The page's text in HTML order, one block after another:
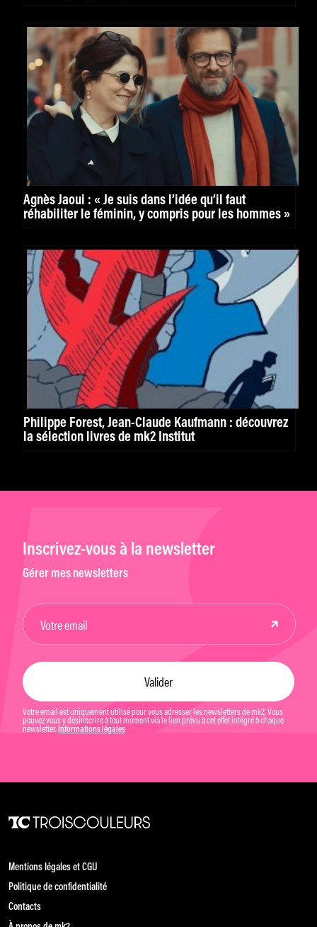
Agnès Jaoui : « Je suis dans l’idée qu’il faut
réhabiliter le féminin, y compris pour les hommes »
Philippe Forest, Jean-Claude Kaufmann : découvrez
la sélection livres de mk2 Institut
Inscrivez-vous à la newsletter
Gérer mes newsletters
Votre email est uniquement utilisé pour vous adresser les newsletters de mk2. Vous
pouvez vous y désinscrire à tout moment via le lien prévu à cet effet intégré à chaque
newsletter. Informations légales
Mentions légales et CGU
Politique de confidentialité
Contacts